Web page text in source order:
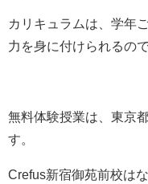
カリキュラムは、学年
力を身に付けられるの
無料体験授業は、東京
す。
Crefus新宿御苑前校は